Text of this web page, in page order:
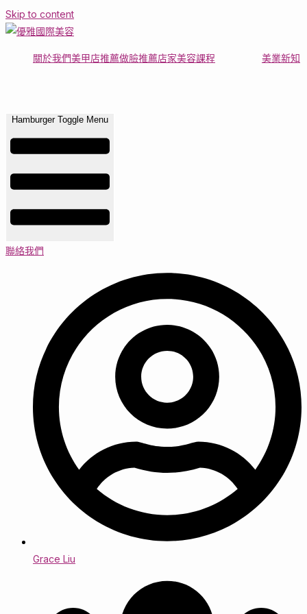
Skip to content
關於我們美甲店推薦做臉推薦店家美容課程 美業新知
Hamburger Toggle Menu
聯絡我們
Grace Liu